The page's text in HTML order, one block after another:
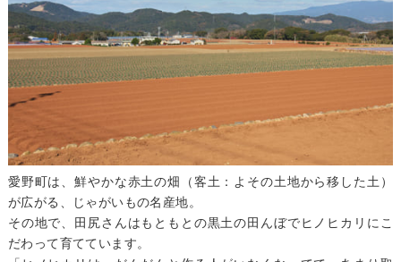
愛野町は、鮮やかな赤土の畑（客土：よその土地から移した土）
が広がる、じゃがいもの名産地。
その地で、田尻さんはもともとの黒土の田んぼでヒノヒカリにこ
だわって育てています。